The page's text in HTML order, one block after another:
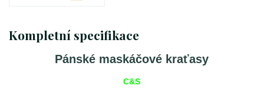
Kompletní specifikace
Pánské maskáčové kraťasy
C&S